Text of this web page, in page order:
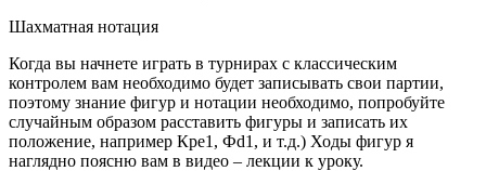
Шахматная нотация
Когда вы начнете играть в турнирах с классическим
контролем вам необходимо будет записывать свои партии,
поэтому знание фигур и нотации необходимо, попробуйте
случайным образом расставить фигуры и записать их
положение, например Крe1, Фd1, и т.д.) Ходы фигур я
наглядно поясню вам в видео – лекции к уроку.